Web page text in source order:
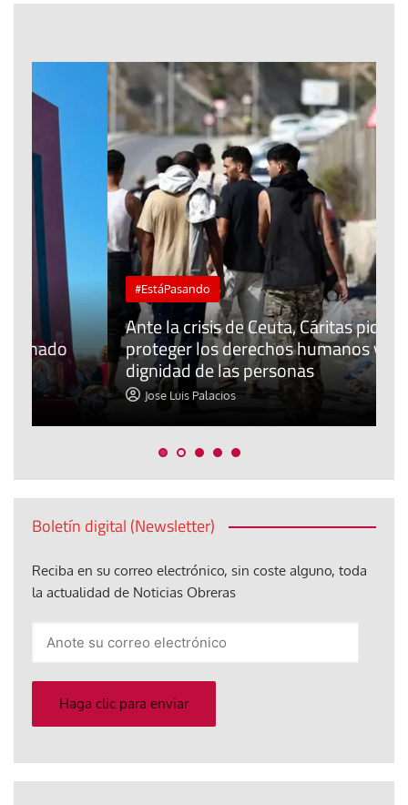
#EstáPasando
Ante la crisis de Ceuta, Cáritas pide
proteger los derechos humanos y la
dignidad de las personas
Jose Luis Palacios
Boletín digital (Newsletter)
Reciba en su correo electrónico, sin coste alguno, toda
la actualidad de Noticias Obreras
electrónico
Haga clic para enviar